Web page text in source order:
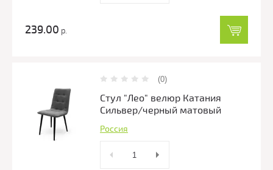
239.00 р.
(0)
Стул "Лео" велюр Катания
Сильвер/черный матовый
Россия